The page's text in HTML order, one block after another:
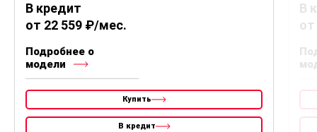
В кредит
от 22 559 ₽/мес.
Подробнее о
модели
Купить
В кредит
В